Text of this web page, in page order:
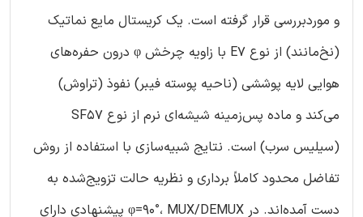
و موردبررسی قرار گرفته است. یک کریستال مایع نماتیک
(نخ‌مانند) از نوع E7 با زاویه چرخش φ درون حفره‌های
هوایی لایه پوششی (ناحیه پوسته فیبر) نفوذ (تراوش)
می‌کند و ماده پس‌زمینه شیشه‌ای نرم از نوع SF57
(سیلیس سرب) است. نتایج شبیه‌سازی با استفاده از روش
تفاضل محدود کاملاً برداری و نظریه حالت تزویج‌شده به
دست آمده‌اند. در φ=90°، MUX/DEMUX پیشنهادی دارای